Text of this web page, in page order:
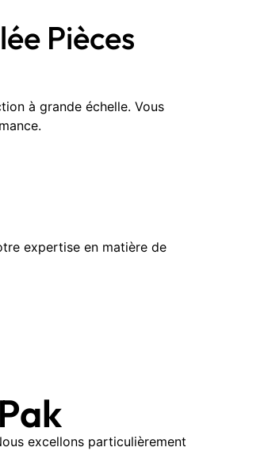
Pièces
à grande échelle. Vous
expertise en matière de
excellons particulièrement